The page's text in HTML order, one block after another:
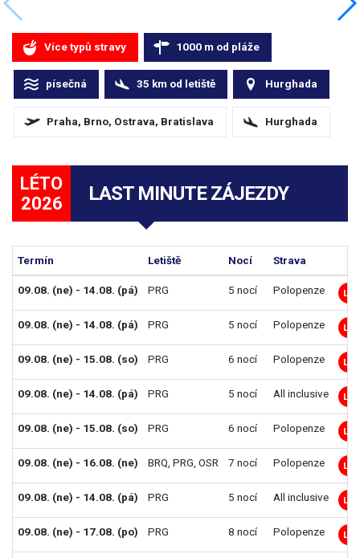
Více typů stravy 1000 m od pláže
písečná 35 km od letiště Hurghada
Praha, Brno, Ostrava, Bratislava Hurghada
LÉTO
2026
LAST MINUTE ZÁJEZDY
Termín Letiště Nocí Strava
09.08. (ne) - 14.08. (pá) PRG 5 nocí Polopenze LM
09.08. (ne) - 14.08. (pá) PRG 5 nocí Polopenze LM
09.08. (ne) - 15.08. (so) PRG 6 nocí Polopenze LM
09.08. (ne) - 14.08. (pá) PRG 5 nocí All inclusive LM
09.08. (ne) - 15.08. (so) PRG 6 nocí Polopenze LM
09.08. (ne) - 16.08. (ne) BRQ PRG OSR 7 nocí Polopenze LM
09.08. (ne) - 14.08. (pá) PRG 5 nocí All inclusive LM
09.08. (ne) - 17.08. (po) PRG 8 nocí Polopenze LM